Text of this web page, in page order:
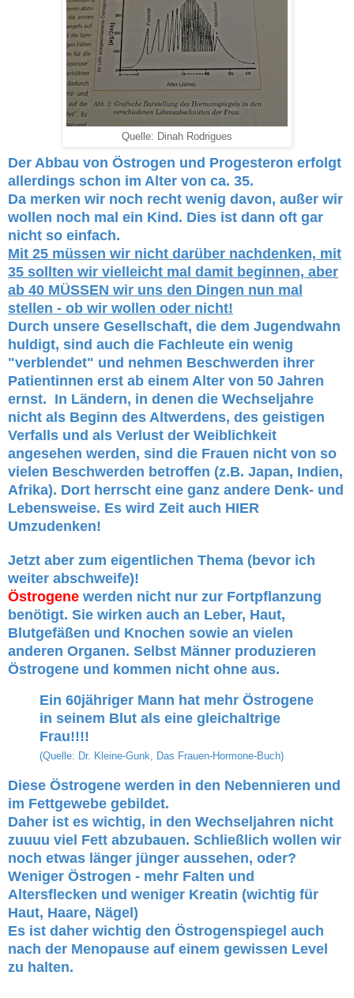
Quelle: Dinah Rodrigues
Der Abbau von Östrogen und Progesteron erfolgt
allerdings schon im Alter von ca. 35.
Da merken wir noch recht wenig davon, außer wir
wollen noch mal ein Kind. Dies ist dann oft gar
nicht so einfach.
Mit 25 müssen wir nicht darüber nachdenken, mit
35 sollten wir vielleicht mal damit beginnen, aber
ab 40 MÜSSEN wir uns den Dingen nun mal
stellen - ob wir wollen oder nicht!
Durch unsere Gesellschaft, die dem Jugendwahn
huldigt, sind auch die Fachleute ein wenig
"verblendet" und nehmen Beschwerden ihrer
Patientinnen erst ab einem Alter von 50 Jahren
ernst. In Ländern, in denen die Wechseljahre
nicht als Beginn des Altwerdens, des geistigen
Verfalls und als Verlust der Weiblichkeit
angesehen werden, sind die Frauen nicht von so
vielen Beschwerden betroffen (z.B. Japan, Indien,
Afrika). Dort herrscht eine ganz andere Denk- und
Lebensweise. Es wird Zeit auch HIER
Umzudenken!
Jetzt aber zum eigentlichen Thema (bevor ich
weiter abschweife)!
Östrogene werden nicht nur zur Fortpflanzung
benötigt. Sie wirken auch an Leber, Haut,
Blutgefäßen und Knochen sowie an vielen
anderen Organen. Selbst Männer produzieren
Östrogene und kommen nicht ohne aus.
Ein 60jähriger Mann hat mehr Östrogene
in seinem Blut als eine gleichaltrige
Frau!!!!
(Quelle: Dr. Kleine-Gunk, Das Frauen-Hormone-Buch)
Diese Östrogene werden in den Nebennieren und
im Fettgewebe gebildet.
Daher ist es wichtig, in den Wechseljahren nicht
zuuuu viel Fett abzubauen. Schließlich wollen wir
noch etwas länger jünger aussehen, oder?
Weniger Östrogen - mehr Falten und
Altersflecken und weniger Kreatin (wichtig für
Haut, Haare, Nägel)
Es ist daher wichtig den Östrogenspiegel auch
nach der Menopause auf einem gewissen Level
zu halten.